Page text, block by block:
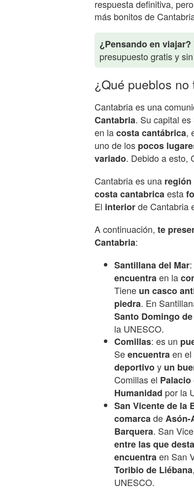
respuesta definitiva,
más bonitos de
¿Pensando en viajar?
presupuesto gratis y
¿Qué pueblos
Cantabria es una
Cantabria. Su capital es
en lacosta cantábrica,
uno de los pocos
variado. Debido a esto,
Cantabria es una región
costa cantabricaesta
El interiorde Cantabria
A continuación, te
Cantabria:
Santillana del Mar
encuentraen la
Tiene un casco
piedra. En
Santo Domingo
la UNESCO.
Comillas: es un
Seencuentraen el
deportivoy un
Comillas el
Humanidad por la
San Vicente de la
comarcadeAsón-
Barquera. San
entre las que
encuentraen San
Toribio de Liébana,
UNESCO.